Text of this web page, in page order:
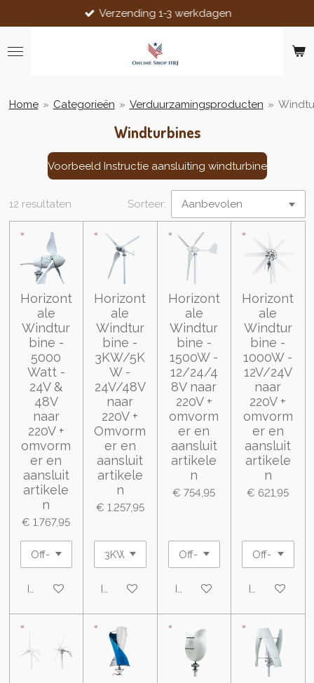
direct
naar
de
Verzending 1-3 werkdagen
Home » Categorieën » Verduurzamingsproducten »
Windturbines
Voorbeeld Instructie aansluiting windturbine
12 resultaten Sorteer:
Horizont
ale
Windtur
bine -
5000
Watt -
24V &
48V
naar
220V +
omvorm
er en
aansluit
artikele
n
€ 1.767,95
In winkelwagen
Horizont
ale
Windtur
bine -
3KW/5K
W -
24V/48V
naar
220V +
Omvorm
er en
aansluit
artikele
n
€ 1.257,95
In winkelwagen
Horizont
ale
Windtur
bine -
1500W -
12/24/4
8V naar
220V +
omvorm
er en
aansluit
artikele
n
€ 754,95
In winkelwagen
Horizont
ale
Windtur
bine -
1000W -
12V/24V
naar
220V +
omvorm
er en
aansluit
artikele
n
€ 621,95
In